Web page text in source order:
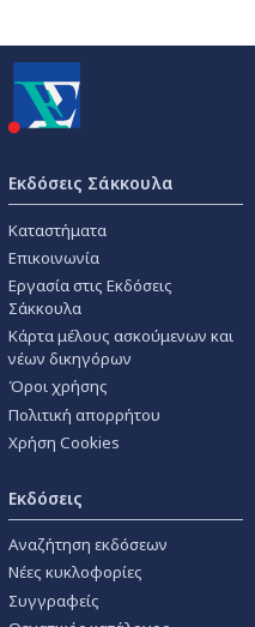
Εκδόσεις Σάκκουλα
Καταστήματα
Επικοινωνία
Εργασία στις Εκδόσεις
Σάκκουλα
Κάρτα μέλους ασκούμενων και
νέων δικηγόρων
Όροι χρήσης
Πολιτική απορρήτου
Χρήση Cookies
Εκδόσεις
Αναζήτηση εκδόσεων
Νέες κυκλοφορίες
Συγγραφείς